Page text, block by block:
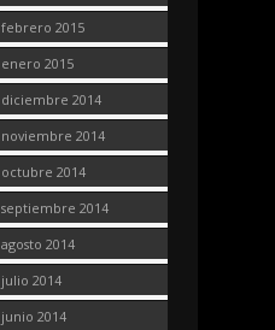
febrero 2015
enero 2015
diciembre 2014
noviembre 2014
octubre 2014
septiembre 2014
agosto 2014
julio 2014
junio 2014